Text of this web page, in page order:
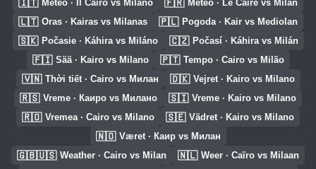
🇮🇹 Meteo · Il Cairo vs Milano 🇫🇷 Météo · Le Caire vs Milan
🇱🇹 Oras · Kairas vs Milanas 🇵🇱 Pogoda · Kair vs Mediolan
🇸🇰 Počasie · Káhira vs Miláno 🇨🇿 Počasí · Káhira vs Milán
🇫🇮 Sää · Kairo vs Milano 🇵🇹 Tempo · Cairo vs Milão
🇻🇳 Thời tiết · Cairo vs Милан 🇩🇰 Vejret · Kairo vs Milano
🇷🇸 Vreme · Каиро vs Милано 🇸🇮 Vreme · Kairo vs Milano
🇷🇴 Vremea · Cairo vs Milano 🇸🇪 Vädret · Kairo vs Milano
🇳🇴 Været · Каир vs Милан
🇬🇧🇺🇸 Weather · Cairo vs Milan 🇳🇱 Weer · Caïro vs Milaan